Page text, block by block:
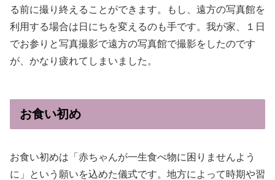
る前に撮り終えることができます。もし、遠方の写真館を
利用する場合は日にちを変えるのも手です。我が家、１日
でお参りと写真撮影で遠方の写真館で撮影をしたのです
が、かなり疲れてしまいました。
お食い初め
お食い初めは「赤ちゃんが一生食べ物に困りませんよう
に」という願いを込めた儀式です。地方によって時期や習